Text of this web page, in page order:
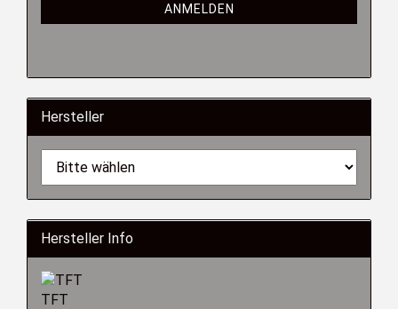
ANMELDEN
Hersteller
Hersteller Info
TFT